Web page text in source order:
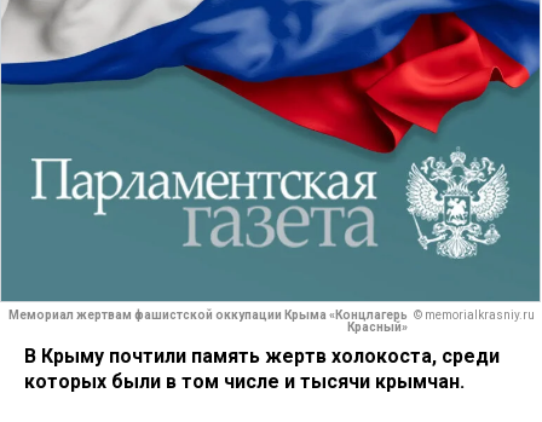
Мемориал жертвам фашистской оккупации Крыма «Концлагерь
Красный»
© memorialkrasniy.ru
В Крыму почтили память жертв холокоста, среди
которых были в том числе и тысячи крымчан.